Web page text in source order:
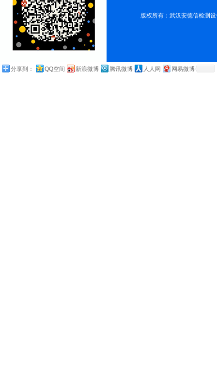
版权所有：武汉安德信检测
分享到： QQ空间 新浪微博 腾讯微博 人人网 网易微博